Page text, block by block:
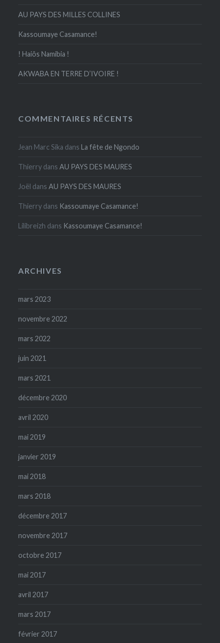
AU PAYS DES MILLES COLLINES
Kassoumaye Casamance!
! Haiôs Namibia !
AKWABA EN TERRE D’IVOIRE !
COMMENTAIRES RÉCENTS
Jean Marc Sika dansLa fête de Ngondo
Thierry dansAU PAYS DES MAURES
Joël dansAU PAYS DES MAURES
Thierry dans Kassoumaye Casamance!
Lilibreizh dans Kassoumaye Casamance!
ARCHIVES
mars 2023
novembre 2022
mars 2022
juin 2021
mars 2021
décembre 2020
avril 2020
mai 2019
janvier 2019
mai 2018
mars 2018
décembre 2017
novembre 2017
octobre 2017
mai 2017
avril 2017
mars 2017
février 2017